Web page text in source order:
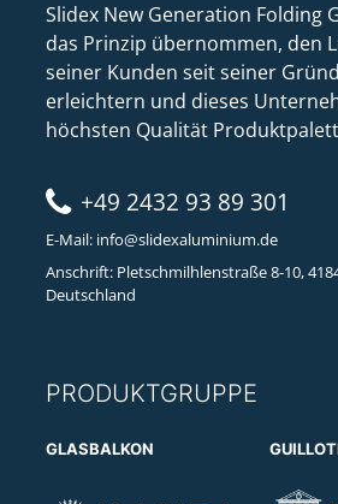
Slidex New Generation Folding
das Prinzip übernommen, den
seiner Kunden seit seiner
erleichtern und dieses
höchsten Qualität
+49 2432 93 89 301
E-Mail: info@slidexaluminium.de
Anschrift: Pletschmilhlenstraße 8-10,
Deutschland
PRODUKTGRUPPE
GLASBALKON